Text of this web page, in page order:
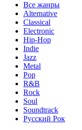
Все жанры
Alternative
Classical
Electronic
Hip-Hop
Indie
Jazz
Metal
Pop
R&B
Rock
Soul
Soundtrack
Русский Рок